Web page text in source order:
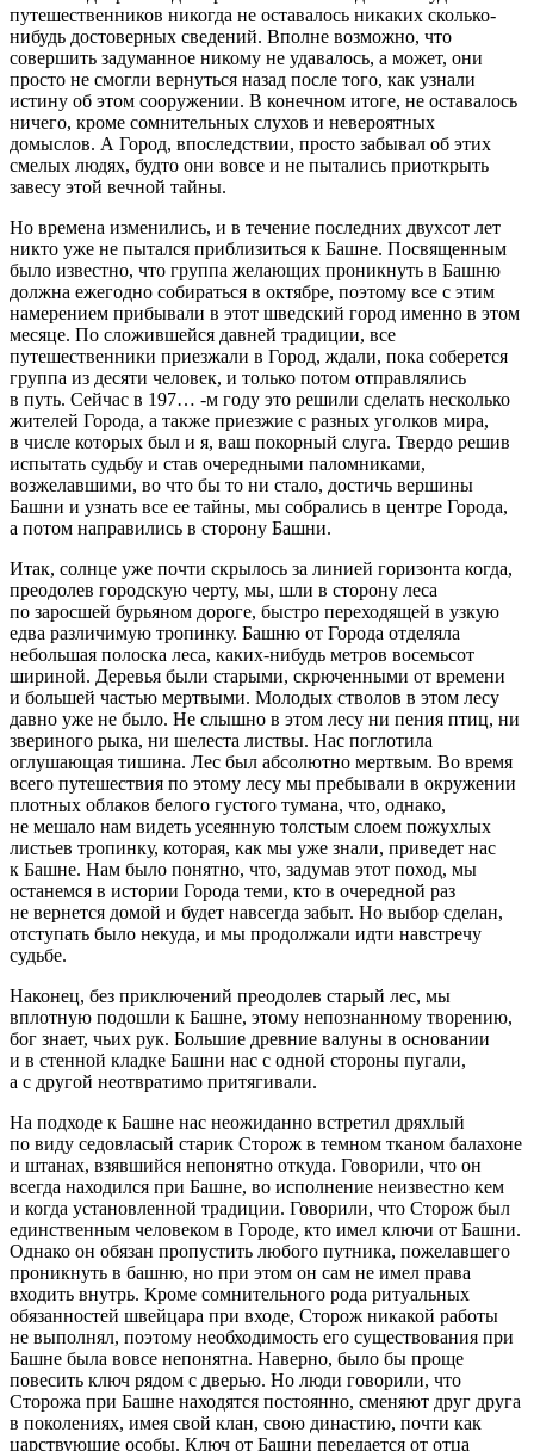
путешественников никогда не оставалось никаких сколько-
нибудь достоверных сведений. Вполне возможно, что
совершить задуманное никому не удавалось, а может, они
просто не смогли вернуться назад после того, как узнали
истину об этом сооружении. В конечном итоге, не оставалось
ничего, кроме сомнительных слухов и невероятных
домыслов. А Город, впоследствии, просто забывал об этих
смелых людях, будто они вовсе и не пытались приоткрыть
завесу этой вечной тайны.
Но времена изменились, и в течение последних двухсот лет
никто уже не пытался приблизиться к Башне. Посвященным
было известно, что группа желающих проникнуть в Башню
должна ежегодно собираться в октябре, поэтому все с этим
намерением прибывали в этот шведский город именно в этом
месяце. По сложившейся давней традиции, все
путешественники приезжали в Город, ждали, пока соберется
группа из десяти человек, и только потом отправлялись
в путь. Сейчас в 197… -м году это решили сделать несколько
жителей Города, а также приезжие с разных уголков мира,
в числе которых был и я, ваш покорный слуга. Твердо решив
испытать судьбу и став очередными паломниками,
возжелавшими, во что бы то ни стало, достичь вершины
Башни и узнать все ее тайны, мы собрались в центре Города,
а потом направились в сторону Башни.
Итак, солнце уже почти скрылось за линией горизонта когда,
преодолев городскую черту, мы, шли в сторону леса
по заросшей бурьяном дороге, быстро переходящей в узкую
едва различимую тропинку. Башню от Города отделяла
небольшая полоска леса, каких-нибудь метров восемьсот
шириной. Деревья были старыми, скрюченными от времени
и большей частью мертвыми. Молодых стволов в этом лесу
давно уже не было. Не слышно в этом лесу ни пения птиц, ни
звериного рыка, ни шелеста листвы. Нас поглотила
оглушающая тишина. Лес был абсолютно мертвым. Во время
всего путешествия по этому лесу мы пребывали в окружении
плотных облаков белого густого тумана, что, однако,
не мешало нам видеть усеянную толстым слоем пожухлых
листьев тропинку, которая, как мы уже знали, приведет нас
к Башне. Нам было понятно, что, задумав этот поход, мы
останемся в истории Города теми, кто в очередной раз
не вернется домой и будет навсегда забыт. Но выбор сделан,
отступать было некуда, и мы продолжали идти навстречу
судьбе.
Наконец, без приключений преодолев старый лес, мы
вплотную подошли к Башне, этому непознанному творению,
бог знает, чьих рук. Большие древние валуны в основании
и в стенной кладке Башни нас с одной стороны пугали,
а с другой неотвратимо притягивали.
На подходе к Башне нас неожиданно встретил дряхлый
по виду седовласый старик Сторож в темном тканом балахоне
и штанах, взявшийся непонятно откуда. Говорили, что он
всегда находился при Башне, во исполнение неизвестно кем
и когда установленной традиции. Говорили, что Сторож был
единственным человеком в Городе, кто имел ключи от Башни.
Однако он обязан пропустить любого путника, пожелавшего
проникнуть в башню, но при этом он сам не имел права
входить внутрь. Кроме сомнительного рода ритуальных
обязанностей швейцара при входе, Сторож никакой работы
не выполнял, поэтому необходимость его существования при
Башне была вовсе непонятна. Наверно, было бы проще
повесить ключ рядом с дверью. Но люди говорили, что
Сторожа при Башне находятся постоянно, сменяют друг друга
в поколениях, имея свой клан, свою династию, почти как
царствующие особы. Ключ от Башни передается от отца